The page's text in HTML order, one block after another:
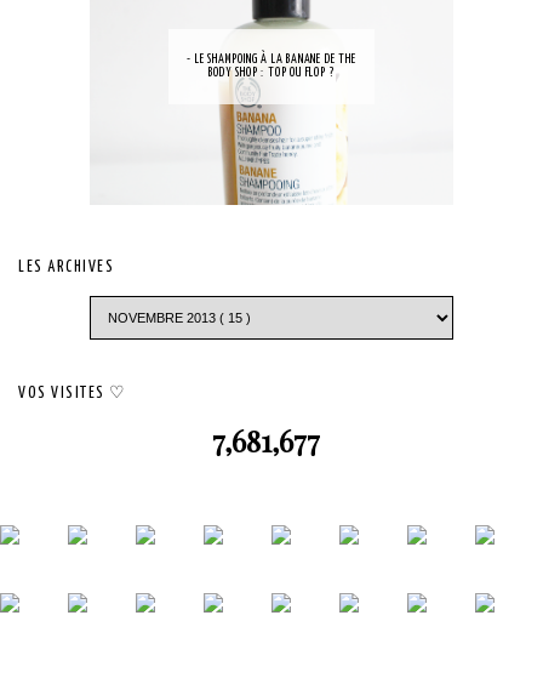
- LE SHAMPOING À LA BANANE DE THE
BODY SHOP : TOP OU FLOP ?
LES ARCHIVES
VOS VISITES ♡
7,681,677